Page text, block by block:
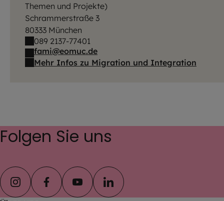
Themen und Projekte)
Schrammerstraße 3
80333 München
089 2137-77401
fami@eomuc.de
Mehr Infos zu Migration und Integration
Folgen Sie uns
instagramfacebookyoutubelinkedin